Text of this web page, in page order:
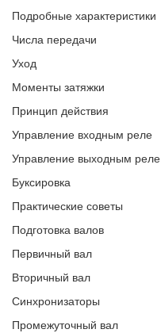
Подробные характеристики
Числа передачи
Уход
Моменты затяжки
Принцип действия
Управление входным реле
Управление выходным реле
Буксировка
Практические советы
Подготовка валов
Первичный вал
Вторичный вал
Синхронизаторы
Промежуточный вал